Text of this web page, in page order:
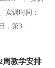
实训时间：
，第3...
周教学安排